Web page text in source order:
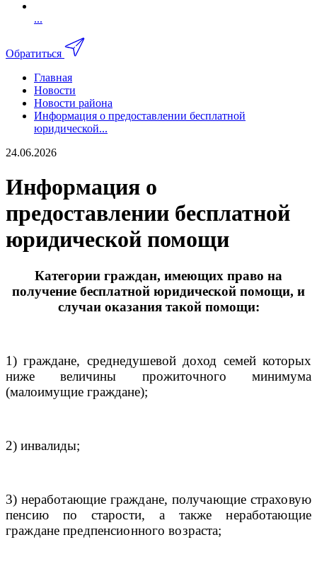
...
Обратиться
Главная
Новости
Новости района
Информация о предоставлении бесплатной
юридической...
24.06.2026
Информация о
предоставлении бесплатной
юридической помощи
Категории граждан, имеющих право на
получение бесплатной юридической помощи, и
случаи оказания такой помощи:
1) граждане, среднедушевой доход семей которых
ниже величины прожиточного минимума
(малоимущие граждане);
2) инвалиды;
3) неработающие граждане, получающие страховую
пенсию по старости, а также неработающие
граждане предпенсионного возраста;